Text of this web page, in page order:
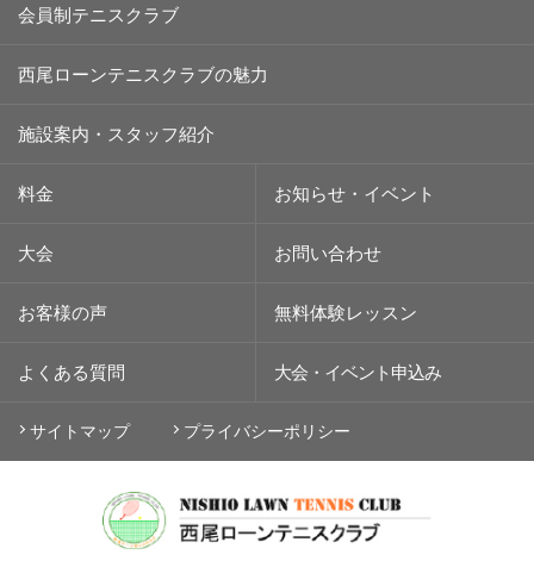
会員制テニスクラブ
西尾ローンテニスクラブの魅力
施設案内・スタッフ紹介
料金 お知らせ・イベント
大会 お問い合わせ
お客様の声 無料体験レッスン
よくある質問 大会・イベント 申込み
サイトマップ プライバシーポリシー